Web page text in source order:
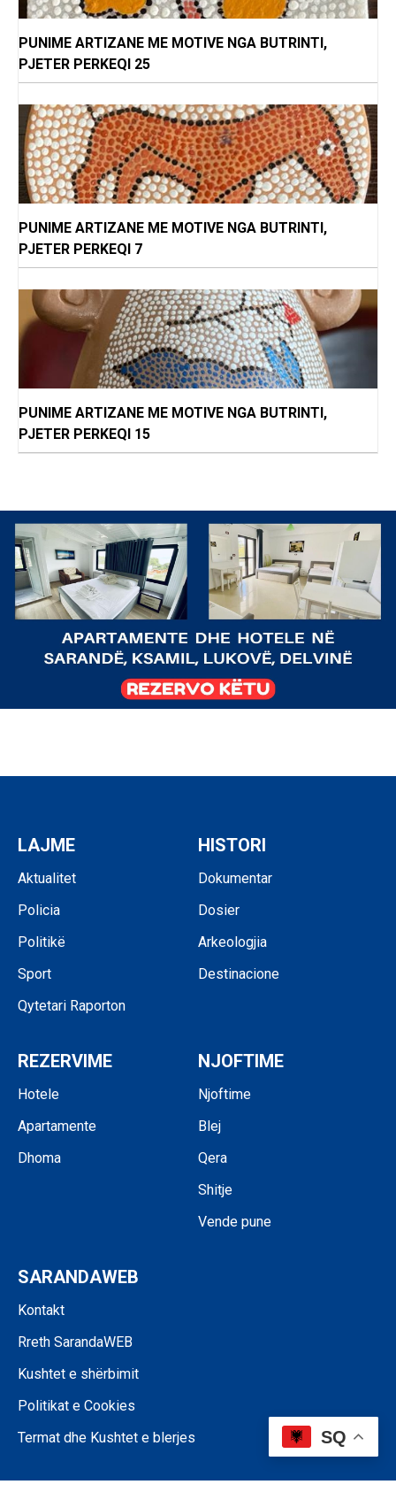
PUNIME ARTIZANE ME MOTIVE NGA BUTRINTI,
PJETER PERKEQI 25
PUNIME ARTIZANE ME MOTIVE NGA BUTRINTI,
PJETER PERKEQI 7
PUNIME ARTIZANE ME MOTIVE NGA BUTRINTI,
PJETER PERKEQI 15
LAJME
Aktualitet
Policia
Politikë
Sport
Qytetari Raporton
HISTORI
Dokumentar
Dosier
Arkeologjia
Destinacione
REZERVIME
Hotele
Apartamente
Dhoma
NJOFTIME
Njoftime
Blej
Qera
Shitje
Vende pune
SARANDAWEB
Kontakt
Rreth SarandaWEB
Kushtet e shërbimit
Politikat e Cookies
Termat dhe Kushtet e blerjes
SQ